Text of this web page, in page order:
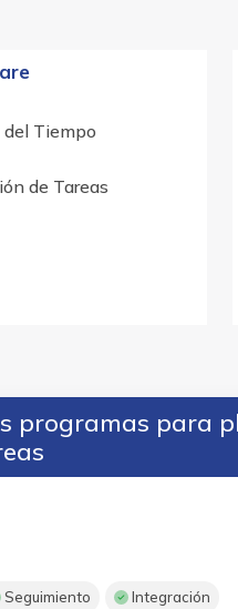
Tiempo
de Tareas
programas para
Seguimiento Integración